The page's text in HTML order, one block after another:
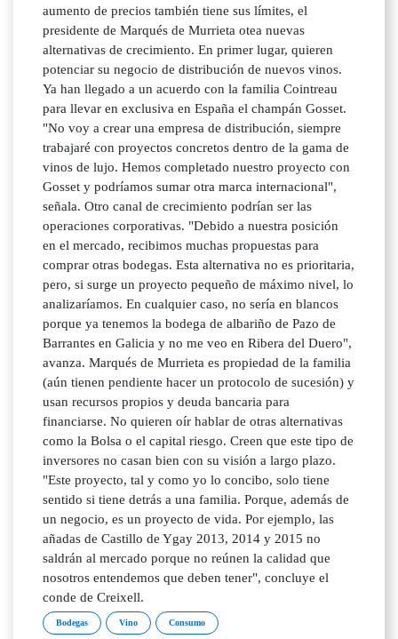
aumento de precios también tiene sus límites, el
presidente de Marqués de Murrieta otea nuevas
alternativas de crecimiento. En primer lugar, quieren
potenciar su negocio de distribución de nuevos vinos.
Ya han llegado a un acuerdo con la familia Cointreau
para llevar en exclusiva en España el champán Gosset.
"No voy a crear una empresa de distribución, siempre
trabajaré con proyectos concretos dentro de la gama de
vinos de lujo. Hemos completado nuestro proyecto con
Gosset y podríamos sumar otra marca internacional",
señala. Otro canal de crecimiento podrían ser las
operaciones corporativas. "Debido a nuestra posición
en el mercado, recibimos muchas propuestas para
comprar otras bodegas. Esta alternativa no es prioritaria,
pero, si surge un proyecto pequeño de máximo nivel, lo
analizaríamos. En cualquier caso, no sería en blancos
porque ya tenemos la bodega de albariño de Pazo de
Barrantes en Galicia y no me veo en Ribera del Duero",
avanza. Marqués de Murrieta es propiedad de la familia
(aún tienen pendiente hacer un protocolo de sucesión) y
usan recursos propios y deuda bancaria para
financiarse. No quieren oír hablar de otras alternativas
como la Bolsa o el capital riesgo. Creen que este tipo de
inversores no casan bien con su visión a largo plazo.
"Este proyecto, tal y como yo lo concibo, solo tiene
sentido si tiene detrás a una familia. Porque, además de
un negocio, es un proyecto de vida. Por ejemplo, las
añadas de Castillo de Ygay 2013, 2014 y 2015 no
saldrán al mercado porque no reúnen la calidad que
nosotros entendemos que deben tener", concluye el
conde de Creixell.
Bodegas Vino Consumo